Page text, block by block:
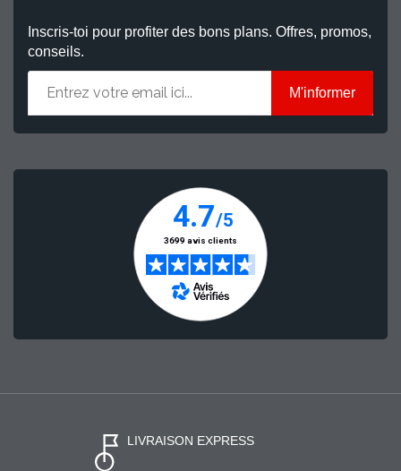
Inscris-toi pour profiter des bons plans. Offres, promos,
conseils.
M'informer
LIVRAISON EXPRESS